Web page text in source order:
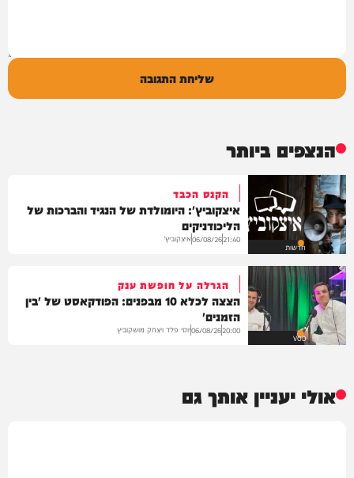
שליחת התגובה
הנצפים ביותר
חדשות
הקנס הכבד
איצקוביץ': היומולדת של הנגיד והברכות של
הליכודניקים
21:40
06/08/26איצקוביץ'
VOD
הגרלה על חופשת ענק
הצצה לכלא 10 מבפנים: הפודקאסט של 'בין
הזמנים'
20:00
06/08/26יוסי פלד ויצחק מושקוביץ
אולי יעניין אותך גם